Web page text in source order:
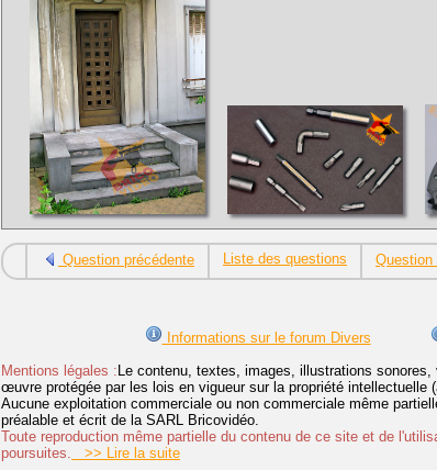
Question précédente Liste des questions Question
Informations sur le forum Divers
Mentions légales : Le contenu, textes, images, illustrations
œuvre protégée par les lois en vigueur sur la propriété intellectuelle
Aucune exploitation commerciale ou non commerciale même
préalable et écrit de la SARL Bricovidéo.
Toute reproduction même partielle du contenu de ce site et de
poursuites.
>> Lire la suite